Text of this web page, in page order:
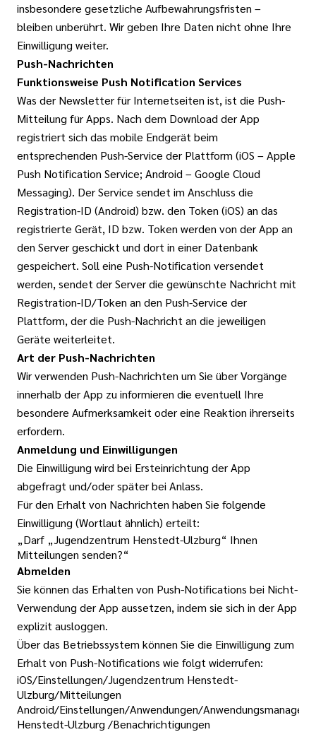
insbesondere gesetzliche Aufbewahrungsfristen –
bleiben unberührt. Wir geben Ihre Daten nicht ohne Ihre
Einwilligung weiter.
Push-Nachrichten
Funktionsweise Push Notification Services
Was der Newsletter für Internetseiten ist, ist die Push-
Mitteilung für Apps. Nach dem Download der App
registriert sich das mobile Endgerät beim
entsprechenden Push-Service der Plattform (iOS – Apple
Push Notification Service; Android – Google Cloud
Messaging). Der Service sendet im Anschluss die
Registration-ID (Android) bzw. den Token (iOS) an das
registrierte Gerät, ID bzw. Token werden von der App an
den Server geschickt und dort in einer Datenbank
gespeichert. Soll eine Push-Notification versendet
werden, sendet der Server die gewünschte Nachricht mit
Registration-ID/Token an den Push-Service der
Plattform, der die Push-Nachricht an die jeweiligen
Geräte weiterleitet.
Art der Push-Nachrichten
Wir verwenden Push-Nachrichten um Sie über Vorgänge
innerhalb der App zu informieren die eventuell Ihre
besondere Aufmerksamkeit oder eine Reaktion ihrerseits
erfordern.
Anmeldung und Einwilligungen
Die Einwilligung wird bei Ersteinrichtung der App
abgefragt und/oder später bei Anlass.
Für den Erhalt von Nachrichten haben Sie folgende
Einwilligung (Wortlaut ähnlich) erteilt:
„Darf „Jugendzentrum Henstedt-Ulzburg“ Ihnen
Mitteilungen senden?“
Abmelden
Sie können das Erhalten von Push-Notifications bei Nicht-
Verwendung der App aussetzen, indem sie sich in der App
explizit ausloggen.
Über das Betriebssystem können Sie die Einwilligung zum
Erhalt von Push-Notifications wie folgt widerrufen:
iOS/Einstellungen/Jugendzentrum Henstedt-
Ulzburg/Mitteilungen
Android/Einstellungen/Anwendungen/Anwendungsmanager/
Henstedt-Ulzburg /Benachrichtigungen